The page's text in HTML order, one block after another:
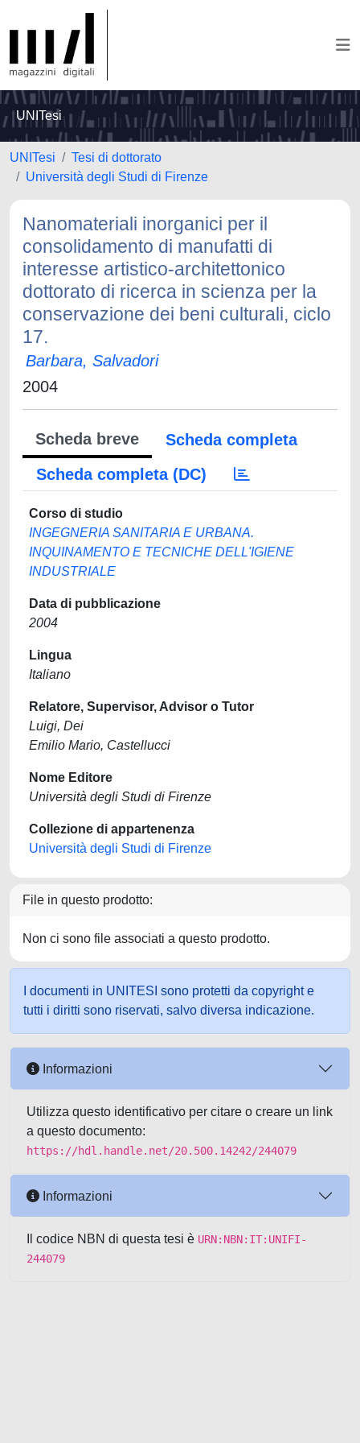
UNITesi
UNITesi
Tesi di dottorato
Università degli Studi di Firenze
Nanomateriali inorganici per il
consolidamento di manufatti di
interesse artistico-architettonico
dottorato di ricerca in scienza per la
conservazione dei beni culturali, ciclo
17.
Barbara, Salvadori
2004
Scheda breve
Scheda completa
Scheda completa (DC)
Corso di studio
INGEGNERIA SANITARIA E URBANA.
INQUINAMENTO E TECNICHE DELL'IGIENE
INDUSTRIALE
Data di pubblicazione
2004
Lingua
Italiano
Relatore, Supervisor, Advisor o Tutor
Luigi, Dei
Emilio Mario, Castellucci
Nome Editore
Università degli Studi di Firenze
Collezione di appartenenza
Università degli Studi di Firenze
File in questo prodotto:
Non ci sono file associati a questo prodotto.
I documenti in UNITESI sono protetti da copyright e
tutti i diritti sono riservati, salvo diversa indicazione.
Informazioni
Utilizza questo identificativo per citare o creare un link
a questo documento:
https://hdl.handle.net/20.500.14242/244079
Informazioni
Il codice NBN di questa tesi è URN:NBN:IT:UNIFI-
244079